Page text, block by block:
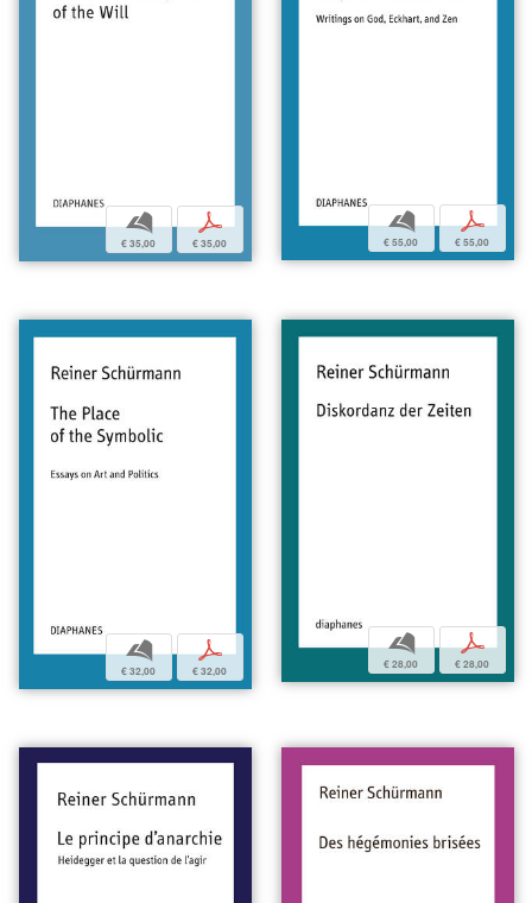
b
€ 35,00
p
€ 35,00
b
€ 55,00
p
€ 55,00
b
€ 32,00
p
€ 32,00
b
€ 28,00
p
€ 28,00